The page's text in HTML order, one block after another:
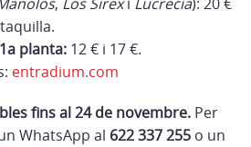
planta: 12 € i 17 €.
entradium.com
fins al 24 de novembre. Per
WhatsApp al 622 337 255 o un